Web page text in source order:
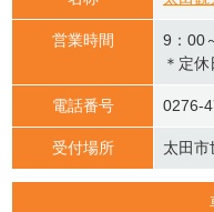
営業時間
9：00
＊定
電話番号 0276-
受付場所 太田